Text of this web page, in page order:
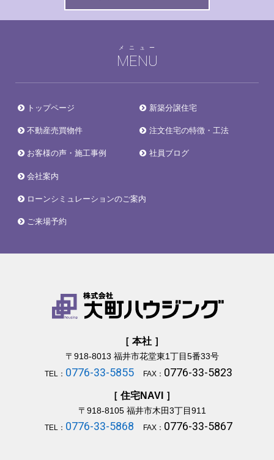
MENU
メニュー
トップページ 新築分譲住宅
不動産売買物件 注文住宅の特徴・工法
お客様の声・施工事例 社員ブログ
会社案内
ローンシミュレーションのご案内
ご来場予約
［ 本社 ］
〒918-8013 福井市花堂東1丁目5番33号
TEL： 0776-33-5855 FAX： 0776-33-5823
［ 住宅NAVI ］
〒918-8105福井市木田3丁目911
TEL： 0776-33-5868 FAX： 0776-33-5867